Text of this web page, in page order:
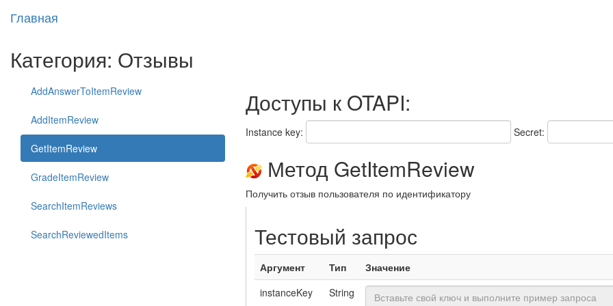
Главная
Категория: Отзывы
AddAnswerToItemReview
AddItemReview
GetItemReview
GradeItemReview
SearchItemReviews
SearchReviewedItems
Доступы к OTAPI:
Instance key: Secret:
Метод GetItemReview
Получить отзыв пользователя по идентификатору
Тестовый запрос
Аргумент Тип
Значение
instanceKey
String